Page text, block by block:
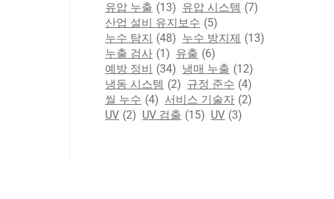
유압 누출 (13) 유압 시스템 (7)
산업 설비 유지보수 (5)
누수 탐지
(48) 누수 방지제 (13)
누출 검사 (1) 유출 (6)
예방 정비
(34) 냉매 누출 (12)
냉동 시스템 (2) 규정 준수 (4)
씰 누수 (4) 서비스 기술자 (2)
UV (2) UV 검출 (15) UV (3)